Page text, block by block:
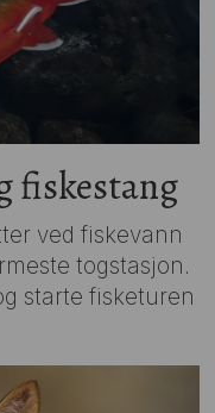
fiskestang
ved fiskevann
togstasjon.
starte fisketuren